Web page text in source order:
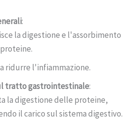
:
la digestione e l'assorbimento
ridurre l'infiammazione.
tratto gastrointestinale:
la digestione delle proteine,
il carico sul sistema digestivo.